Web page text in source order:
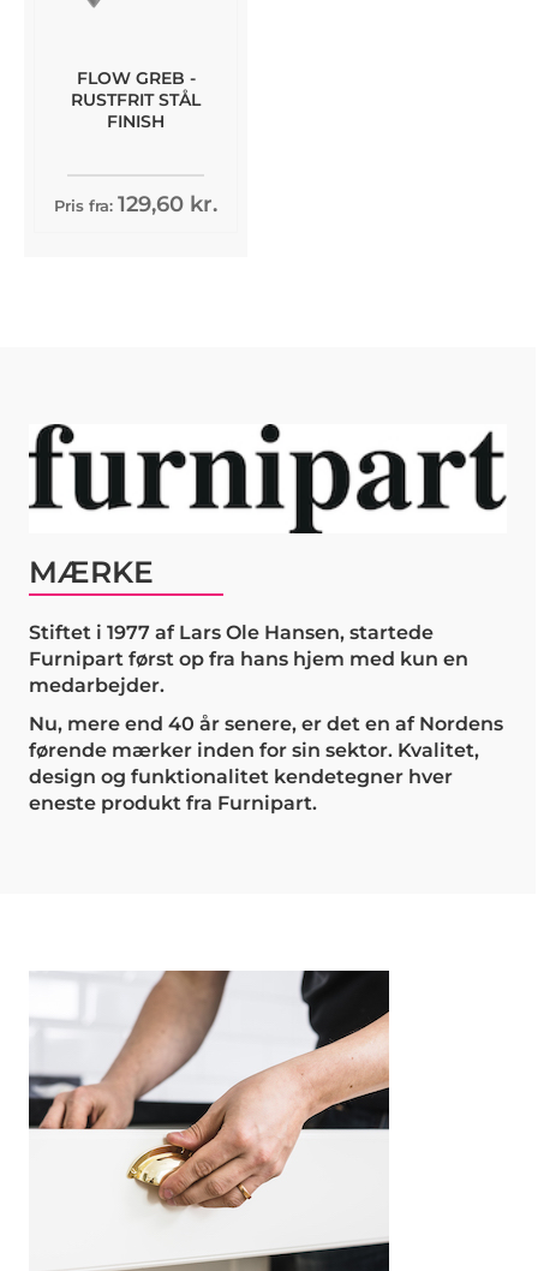
FLOW GREB -
RUSTFRIT STÅL
FINISH
Pris fra: 129,60 kr.
MÆRKE
Stiftet i 1977 af Lars Ole Hansen, startede
Furnipart først op fra hans hjem med kun en
medarbejder.
Nu, mere end 40 år senere, er det en af Nordens
førende mærker inden for sin sektor. Kvalitet,
design og funktionalitet kendetegner hver
eneste produkt fra Furnipart.